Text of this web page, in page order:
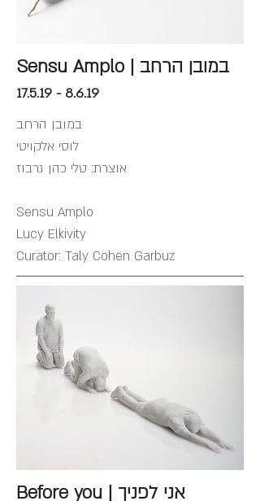
Sensu Amplo | במובן הרחב
17.5.19 - 8.6.19
במובן הרחב
לוסי אלקויטי
אוצרת: טלי כהן גרבוז
Sensu Amplo
Lucy Elkivity
Curator: Taly Cohen Garbuz
Before you | אני לפניך